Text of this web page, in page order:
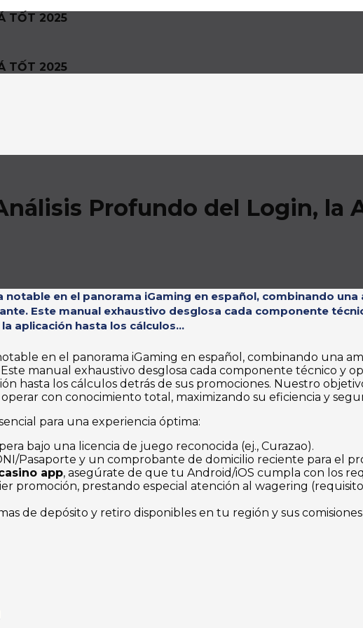
TỐT 2025
TỐT 2025
Profundo del Login, la
en el panorama iGaming en español, combinando
Este manual exhaustivo desglosa cada componente
aplicación hasta los cálculos...
en el panorama iGaming en español, combinando una
manual exhaustivo desglosa cada componente técnico y
hasta los cálculos detrás de sus promociones. Nuestro
con conocimiento total, maximizando su eficiencia y
para una experiencia óptima:
bajo una licencia de juego reconocida (ej., Curazao).
Pasaporte y un comprobante de domicilio reciente para el
app, asegúrate de que tu Android/iOS cumpla con los
promoción, prestando especial atención al wagering
de depósito y retiro disponibles en tu región y sus comisiones